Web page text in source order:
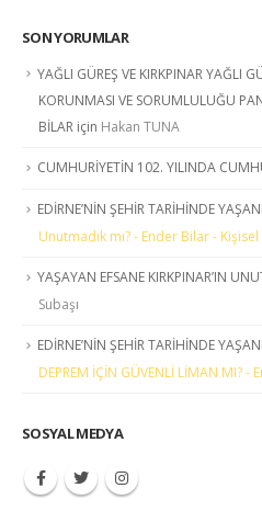
SON YORUMLAR
YAĞLI GÜREŞ VE KIRKPINAR YAĞLI
KORUNMASI VE SORUMLULUĞU
BİLAR için Hakan TUNA
CUMHURİYETİN 102. YILINDA
EDİRNE’NİN ŞEHİR TARİHİNDE
Unutmadık mı? - Ender Bilar -
YAŞAYAN EFSANE KIRKPINAR’IN
Subaşı
EDİRNE’NİN ŞEHİR TARİHİNDE
DEPREM İÇİN GÜVENLİ LİMAN MI?
SOSYAL MEDYA